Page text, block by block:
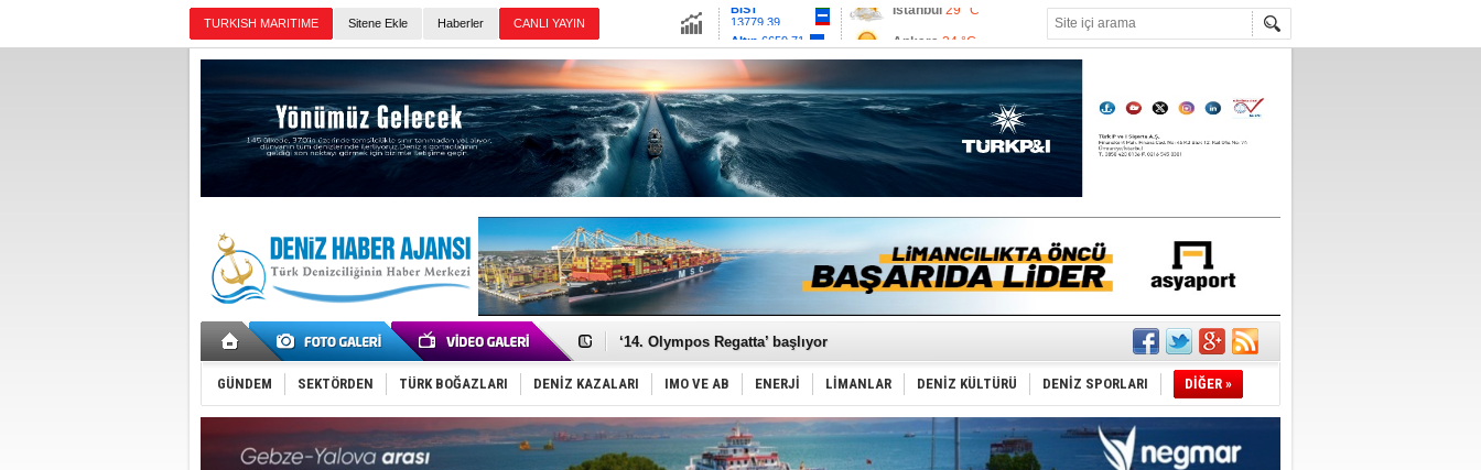
TURKISH MARITIME Sitene Ekle Haberler CANLI YAYIN
Altın6659.71
Euro55.1258 Antalya32 °C
Muğla 31 °C
Çanakkale 35 °C
Denizcilik sektörü, Alsancak Limanı’ndan memnun
‘14. Olympos Regatta’ başlıyor
Taksi Botlar, 50 yıldır Marmaris’in mavi sularında
TÜRKLİM Başkanı Hamdi Erçelik’ten ‘Çözüm Anahtarı’
SOCAR da MSC Tiger’a katıldı!
Türkiye'nin ‘Denizcilik Gücü’!
Dünyanın en tehlikeli yosunu: Yüz binlerce canlıyı öldürmüş
Hürmüz’de bekleyen gemiler biyolojik bombaya dönüşüyor
GÜNDEM SEKTÖRDEN TÜRK BOĞAZLARI DENİZ KAZALARI IMO VE AB ENERJİ LİMANLAR DENİZ KÜLTÜRÜ DENİZ SPORLARI DİĞER »